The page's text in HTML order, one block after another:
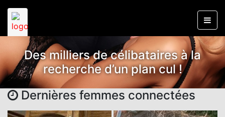
Des milliers de célibataires à la
recherche d’un plan cul !
Dernières femmes connectées